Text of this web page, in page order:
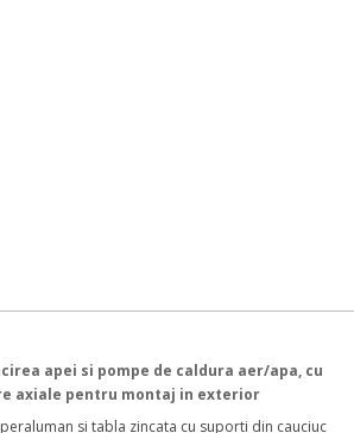
apei si pompe de caldura aer/apa, cu
axiale pentru montaj in exterior
si tabla zincata cu suporti din cauciuc